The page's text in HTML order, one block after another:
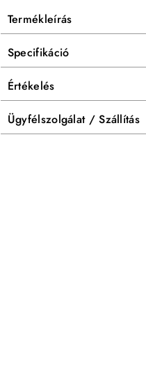
Termékleírás
Specifikáció
Értékelés
Ügyfélszolgálat / Szállítás